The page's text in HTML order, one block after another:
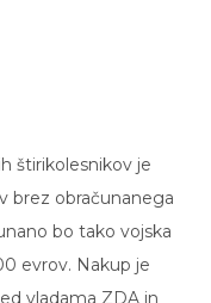
brez obračunanega
bo tako vojska
evrov. Nakup je
vladama ZDA in